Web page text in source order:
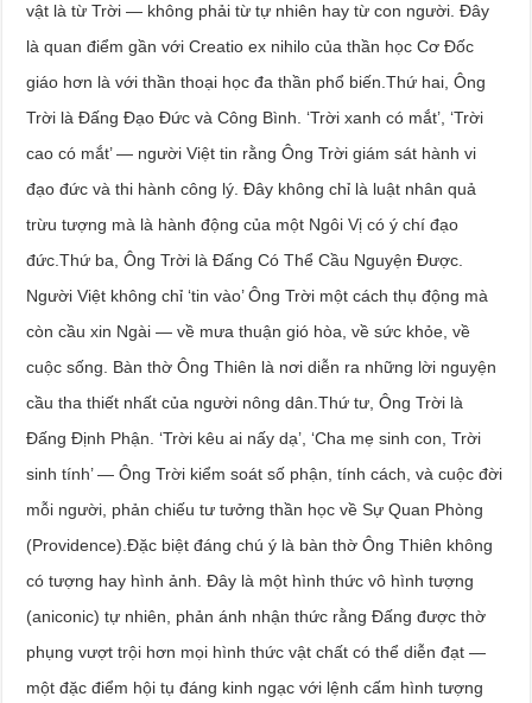
vật là từ Trời — không phải từ tự nhiên hay từ con người. Đây
là quan điểm gần với Creatio ex nihilo của thần học Cơ Đốc
giáo hơn là với thần thoại học đa thần phổ biến.Thứ hai, Ông
Trời là Đấng Đạo Đức và Công Bình. ‘Trời xanh có mắt’, ‘Trời
cao có mắt’ — người Việt tin rằng Ông Trời giám sát hành vi
đạo đức và thi hành công lý. Đây không chỉ là luật nhân quả
trừu tượng mà là hành động của một Ngôi Vị có ý chí đạo
đức.Thứ ba, Ông Trời là Đấng Có Thể Cầu Nguyện Được.
Người Việt không chỉ ‘tin vào’ Ông Trời một cách thụ động mà
còn cầu xin Ngài — về mưa thuận gió hòa, về sức khỏe, về
cuộc sống. Bàn thờ Ông Thiên là nơi diễn ra những lời nguyện
cầu tha thiết nhất của người nông dân.Thứ tư, Ông Trời là
Đấng Định Phận. ‘Trời kêu ai nấy dạ’, ‘Cha mẹ sinh con, Trời
sinh tính’ — Ông Trời kiểm soát số phận, tính cách, và cuộc đời
mỗi người, phản chiếu tư tưởng thần học về Sự Quan Phòng
(Providence).Đặc biệt đáng chú ý là bàn thờ Ông Thiên không
có tượng hay hình ảnh. Đây là một hình thức vô hình tượng
(aniconic) tự nhiên, phản ánh nhận thức rằng Đấng được thờ
phụng vượt trội hơn mọi hình thức vật chất có thể diễn đạt —
một đặc điểm hội tụ đáng kinh ngạc với lệnh cấm hình tượng